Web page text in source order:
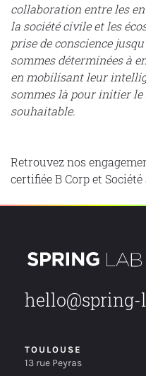
collaboration entre les
la société civile et les
prise de conscience
sommes déterminées à
en mobilisant leur
sommes là pour initier
souhaitable.
Retrouvez nos
certifiée B Corp et
TOULOUSE
13 rue Peyras